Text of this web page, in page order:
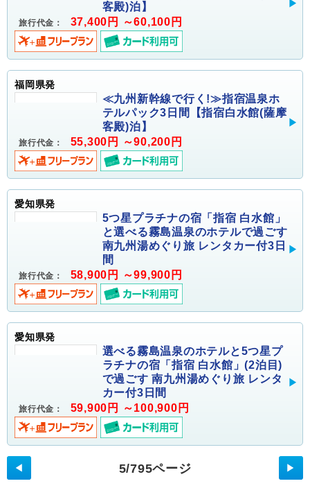
客殿)泊】
旅行代金： 37,400円 ～60,100円
福岡県発
≪九州新幹線で行く!≫指宿温泉ホ
テルパック3日間【指宿白水館(薩摩
客殿)泊】
旅行代金： 55,300円 ～90,200円
愛知県発
5つ星プラチナの宿「指宿 白水館」
と選べる霧島温泉のホテルで過ごす
南九州湯めぐり旅 レンタカー付3日
間
旅行代金： 58,900円 ～99,900円
愛知県発
選べる霧島温泉のホテルと5つ星プ
ラチナの宿「指宿 白水館」(2泊目)
で過ごす 南九州湯めぐり旅 レンタ
カー付3日間
旅行代金： 59,900円 ～100,900円
5/795ページ
◀ ▶